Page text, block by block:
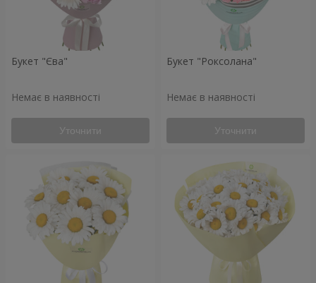
Букет "Єва"
Немає в наявності
Уточнити
Букет "Роксолана"
Немає в наявності
Уточнити